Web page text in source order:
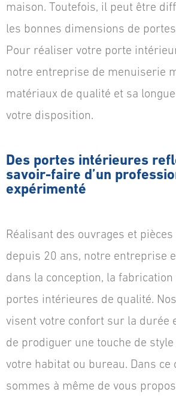
maison. Toutefois, il peut être
les bonnes dimensions de
Pour réaliser votre porte
notre entreprise de menuiserie
matériaux de qualité et sa
votre disposition.
Des portes intérieures
savoir-faire d’un
expérimenté
Réalisant des ouvrages et
depuis 20 ans, notre entreprise
dans la conception, la fabrication
portes intérieures de qualité.
visent votre confort sur la durée
de prodiguer une touche de style
votre habitat ou bureau. Dans ce
sommes à même de vous